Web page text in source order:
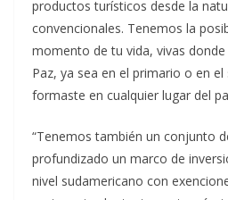
productos turísticos desde la
convencionales. Tenemos la
momento de tu vida, vivas
Paz, ya sea en el primario o en
formaste en cualquier lugar del
“Tenemos también un conjunto
profundizado un marco de
nivel sudamericano con